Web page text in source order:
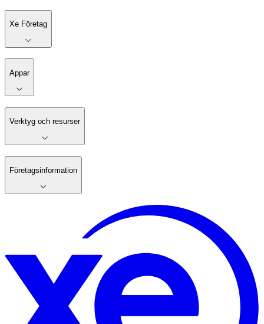
Xe Företag
Appar
Verktyg och resurser
Företagsinformation